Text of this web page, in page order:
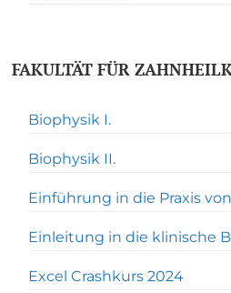
FAKULTÄT FÜR
Biophysik I.
Biophysik II.
Einführung in die Praxis
Einleitung in die klinische
Excel Crashkurs 2024